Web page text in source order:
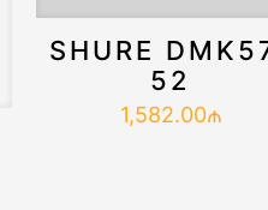
SHURE
52
1,582.00₼